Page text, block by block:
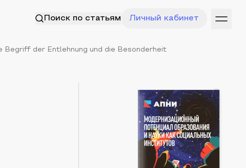
Поиск по статьям Личный кабинет
Begriff der Entlehnung und die Besonderheit